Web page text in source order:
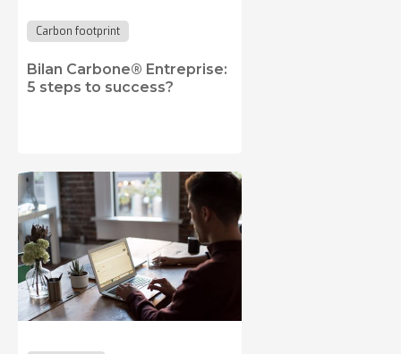
Carbon footprint
Bilan Carbone® Entreprise:
5 steps to success?